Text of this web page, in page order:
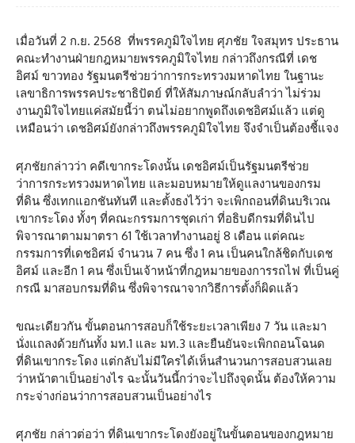
เมื่อวันที่ 2 ก.ย. 2568 ที่พรรคภูมิใจไทย ศุภชัย ใจสมุทร ประธาน
คณะทำงานฝ่ายกฎหมายพรรคภูมิใจไทย กล่าวถึงกรณีที่ เดช
อิศม์ ขาวทอง รัฐมนตรีช่วยว่าการกระทรวงมหาดไทย ในฐานะ
เลขาธิการพรรคประชาธิปัตย์ ที่ให้สัมภาษณ์กลับลำว่า ไม่ร่วม
งานภูมิใจไทยแค่สมัยนี้ว่า ตนไม่อยากพูดถึงเดชอิศม์แล้ว แต่ดู
เหมือนว่า เดชอิศม์ยังกล่าวถึงพรรคภูมิใจไทย จึงจำเป็นต้องชี้แจง
ศุภชัยกล่าวว่า คดีเขากระโดงนั้น เดชอิศม์เป็นรัฐมนตรีช่วย
ว่าการกระทรวงมหาดไทย และมอบหมายให้ดูแลงานของกรม
ที่ดิน ซึ่งเทกแอกชันทันที และตั้งธงไว้ว่า จะเพิกถอนที่ดินบริเวณ
เขากระโดง ทั้งๆ ที่คณะกรรมการชุดเก่า ที่อธิบดีกรมที่ดินไป
พิจารณาตามมาตรา 61 ใช้เวลาทำงานอยู่ 8 เดือน แต่คณะ
กรรมการที่เดชอิศม์ จำนวน 7 คน ซึ่ง 1 คน เป็นคนใกล้ชิดกับเดช
อิศม์ และอีก 1 คน ซึ่งเป็นเจ้าหน้าที่กฎหมายของการรถไฟ ที่เป็นคู่
กรณี มาสอบกรมที่ดิน ซึ่งพิจารณาจากวิธีการตั้งก็ผิดแล้ว
ขณะเดียวกัน ขั้นตอนการสอบก็ใช้ระยะเวลาเพียง 7 วัน และมา
นั่งแถลงด้วยกันทั้ง มท.1 และ มท.3 และยืนยันจะเพิกถอนโฉนด
ที่ดินเขากระโดง แต่กลับไม่มีใครได้เห็นสำนวนการสอบสวนเลย
ว่าหน้าตาเป็นอย่างไร ฉะนั้นวันนี้กว่าจะไปถึงจุดนั้น ต้องให้ความ
กระจ่างก่อนว่าการสอบสวนเป็นอย่างไร
ศุภชัย กล่าวต่อว่า ที่ดินเขากระโดงยังอยู่ในขั้นตอนของกฎหมาย